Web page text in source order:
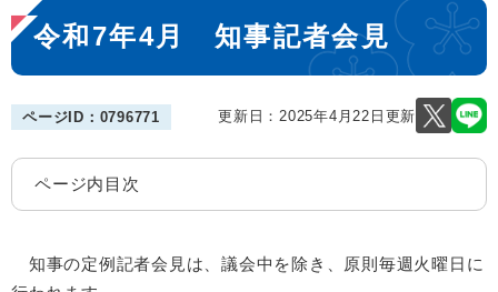
本
文
令和7年4月 知事記者会見
ページID：0796771 更新日：2025年4月22日更新
ページ内目次
知事の定例記者会見は、議会中を除き、原則毎週火曜日に